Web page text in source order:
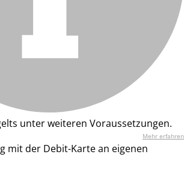
unter weiteren Voraussetzungen.
Mehr erfahren
mit der Debit-Karte an eigenen